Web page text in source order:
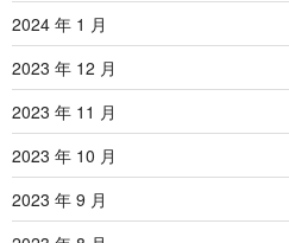
2024 年 1 月
2023 年 12 月
2023 年 11 月
2023 年 10 月
2023 年 9 月